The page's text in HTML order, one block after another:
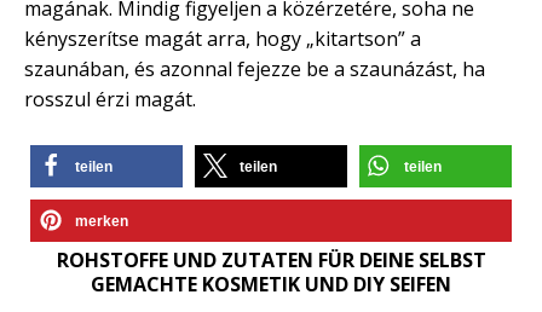
magának. Mindig figyeljen a közérzetére, soha ne
kényszerítse magát arra, hogy „kitartson” a
szaunában, és azonnal fejezze be a szaunázást, ha
rosszul érzi magát.
teilen teilen teilen
merken
ROHSTOFFE UND ZUTATEN FÜR DEINE SELBST
GEMACHTE KOSMETIK UND DIY SEIFEN